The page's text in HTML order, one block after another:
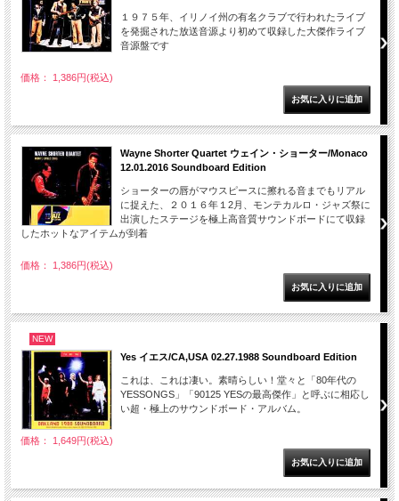
１９７５年、イリノイ州の有名クラブで行われたライブ
を発掘された放送音源より初めて収録した大傑作ライブ
音源盤です
価格： 1,386円(税込)
Wayne Shorter Quartet ウェイン・ショーター/Monaco
12.01.2016 Soundboard Edition
ショーターの唇がマウスピースに擦れる音までもリアル
に捉えた、２０１６年１2月、モンテカルロ・ジャズ祭に
出演したステージを極上高音質サウンドボードにて収録
したホットなアイテムが到着
価格： 1,386円(税込)
NEW
Yes イエス/CA,USA 02.27.1988 Soundboard Edition
これは、これは凄い。素晴らしい！堂々と「80年代の
YESSONGS」「90125 YESの最高傑作」と呼ぶに相応し
い超・極上のサウンドボード・アルバム。
価格： 1,649円(税込)